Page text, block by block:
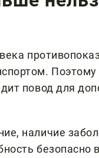
повод для
наличие
безопасно